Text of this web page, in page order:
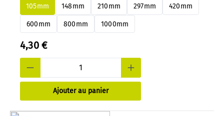
105mm
148mm 210mm 297mm 420mm
600mm 800mm 1000mm
4,30 €
Ajouter au panier